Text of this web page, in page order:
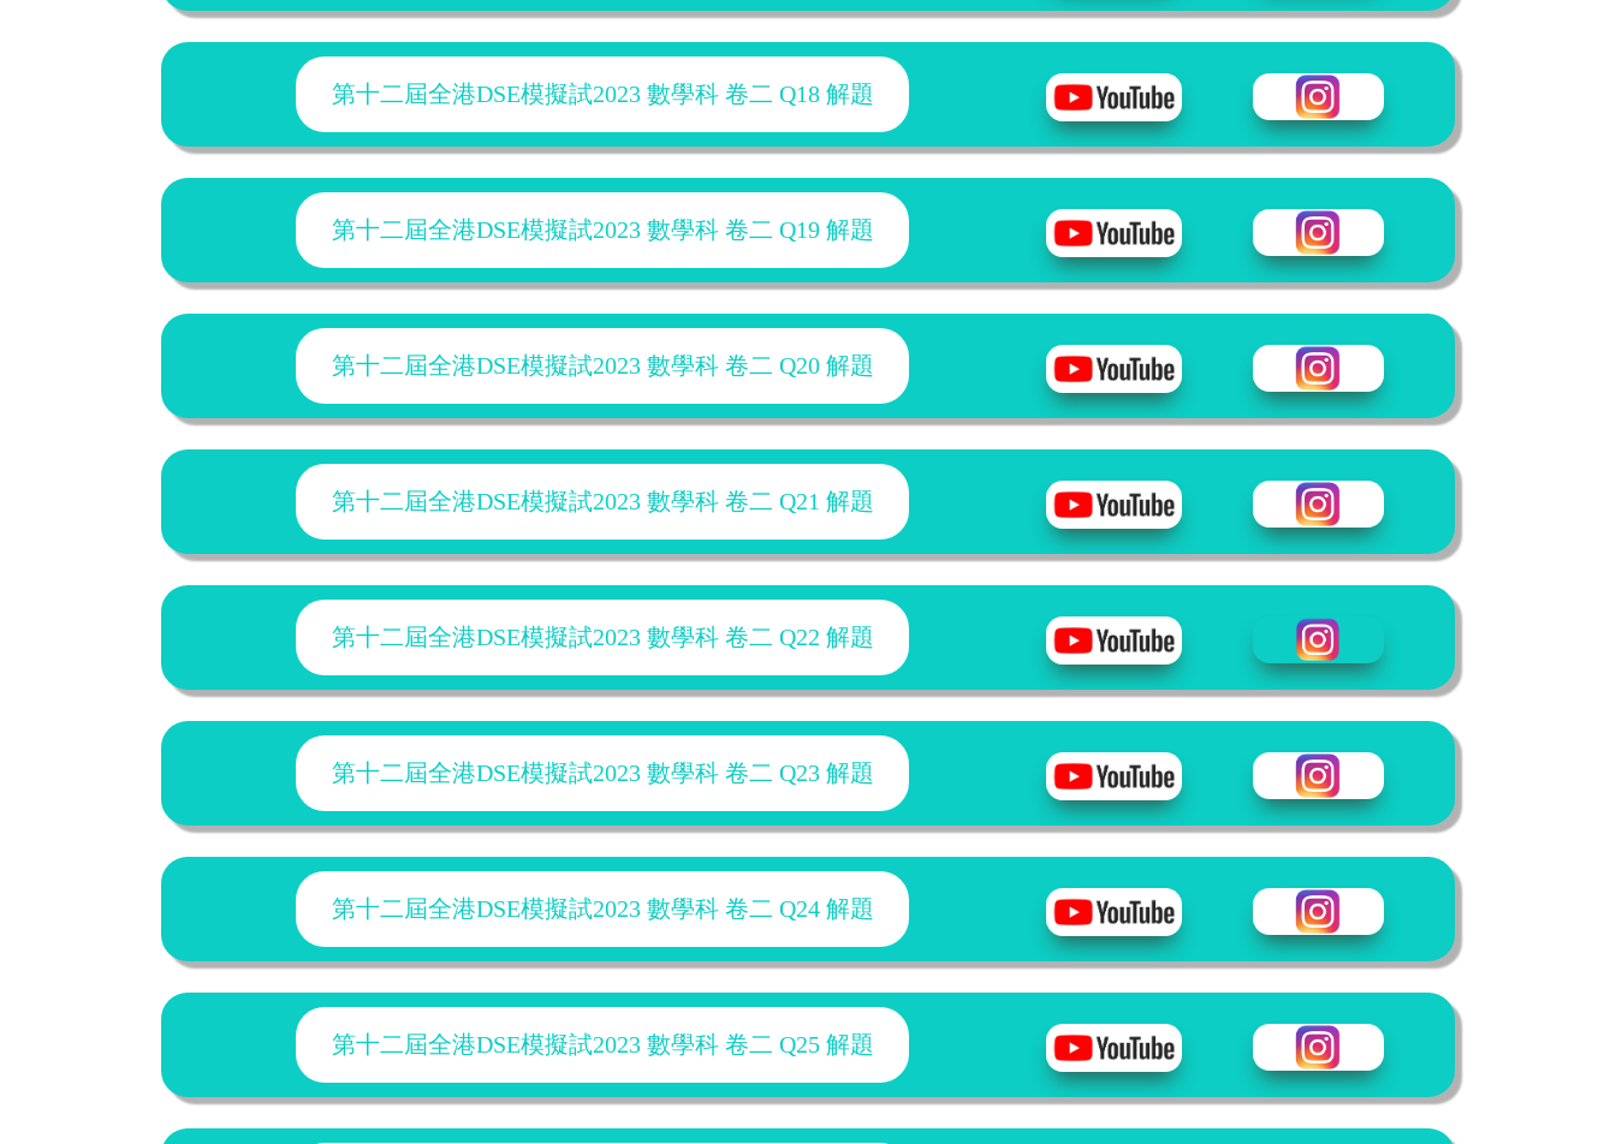
第十二屆全港DSE模擬試2023 數學科 卷二 Q18 解題
第十二屆全港DSE模擬試2023 數學科 卷二 Q19 解題
第十二屆全港DSE模擬試2023 數學科 卷二 Q20 解題
第十二屆全港DSE模擬試2023 數學科 卷二 Q21 解題
第十二屆全港DSE模擬試2023 數學科 卷二 Q22 解題
第十二屆全港DSE模擬試2023 數學科 卷二 Q23 解題
第十二屆全港DSE模擬試2023 數學科 卷二 Q24 解題
第十二屆全港DSE模擬試2023 數學科 卷二 Q25 解題